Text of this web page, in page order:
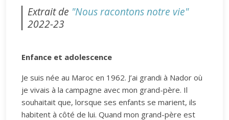
Extrait de "Nous racontons notre vie"
2022-23
Enfance et adolescence
Je suis née au Maroc en 1962. J’ai grandi à Nador où
je vivais à la campagne avec mon grand-père. Il
souhaitait que, lorsque ses enfants se marient, ils
habitent à côté de lui. Quand mon grand-père est